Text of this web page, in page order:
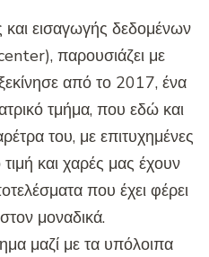
και εισαγωγής δεδομένων
παρουσιάζει με
από το 2017, ένα
τμήμα, που εδώ και
του, με επιτυχημένες
και χαρές μας έχουν
που έχει φέρει
μοναδικά.
μαζί με τα υπόλοιπα